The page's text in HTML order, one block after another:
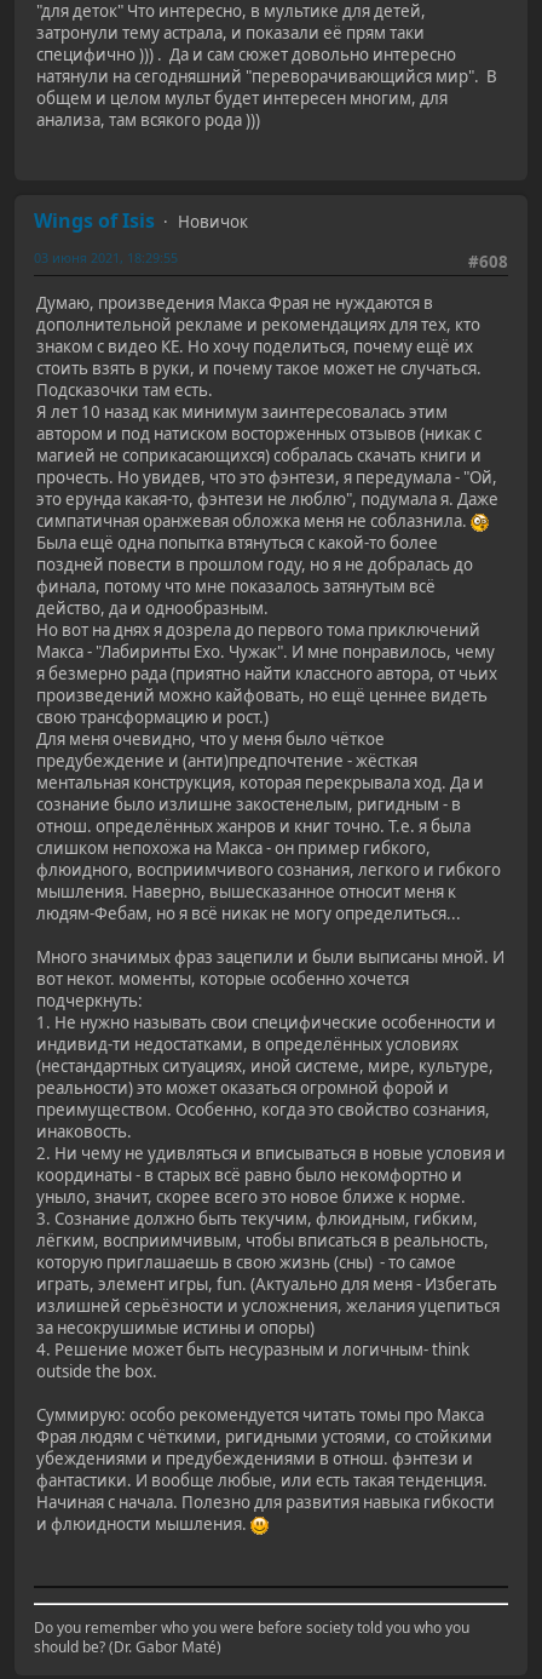
"для деток" Что интересно, в мультике для детей,
затронули тему астрала, и показали её прям таки
специфично ))) . Да и сам сюжет довольно интересно
натянули на сегодняшний "переворачивающийся мир". В
общем и целом мульт будет интересен многим, для
анализа, там всякого рода )))
Wings of Isis
Новичок
#608
03 июня 2021, 18:29:55
Думаю, произведения Макса Фрая не нуждаются в
дополнительной рекламе и рекомендациях для тех, кто
знаком с видео КЕ. Но хочу поделиться, почему ещё их
стоить взять в руки, и почему такое может не случаться.
Подсказочки там есть.
Я лет 10 назад как минимум заинтересовалась этим
автором и под натиском восторженных отзывов (никак с
магией не соприкасающихся) собралась скачать книги и
прочесть. Но увидев, что это фэнтези, я передумала - "Ой,
это ерунда какая-то, фэнтези не люблю", подумала я. Даже
симпатичная оранжевая обложка меня не соблазнила.
Была ещё одна попытка втянуться с какой-то более
поздней повести в прошлом году, но я не добралась до
финала, потому что мне показалось затянутым всё
действо, да и однообразным.
Но вот на днях я дозрела до первого тома приключений
Макса - "Лабиринты Ехо. Чужак". И мне понравилось, чему
я безмерно рада (приятно найти классного автора, от чьих
произведений можно кайфовать, но ещё ценнее видеть
свою трансформацию и рост.)
Для меня очевидно, что у меня было чёткое
предубеждение и (анти)предпочтение - жёсткая
ментальная конструкция, которая перекрывала ход. Да и
сознание было излишне закостенелым, ригидным - в
отнош. определённых жанров и книг точно. Т.е. я была
слишком непохожа на Макса - он пример гибкого,
флюидного, восприимчивого сознания, легкого и гибкого
мышления. Наверно, вышесказанное относит меня к
людям-Фебам, но я всё никак не могу определиться...
Много значимых фраз зацепили и были выписаны мной. И
вот некот. моменты, которые особенно хочется
подчеркнуть:
1. Не нужно называть свои специфические особенности и
индивид-ти недостатками, в определённых условиях
(нестандартных ситуациях, иной системе, мире, культуре,
реальности) это может оказаться огромной форой и
преимуществом. Особенно, когда это свойство сознания,
инаковость.
2. Ни чему не удивляться и вписываться в новые условия и
координаты - в старых всё равно было некомфортно и
уныло, значит, скорее всего это новое ближе к норме.
3. Сознание должно быть текучим, флюидным, гибким,
лёгким, восприимчивым, чтобы вписаться в реальность,
которую приглашаешь в свою жизнь (сны) - то самое
играть, элемент игры, fun. (Актуально для меня - Избегать
излишней серьёзности и усложнения, желания уцепиться
за несокрушимые истины и опоры)
4. Решение может быть несуразным и логичным- think
outside the box.
Суммирую: особо рекомендуется читать томы про Макса
Фрая людям с чёткими, ригидными устоями, со стойкими
убеждениями и предубеждениями в отнош. фэнтези и
фантастики. И вообще любые, или есть такая тенденция.
Начиная с начала. Полезно для развития навыка гибкости
и флюидности мышления.
Do you remember who you were before society told you who you
should be? (Dr. Gabor Maté)